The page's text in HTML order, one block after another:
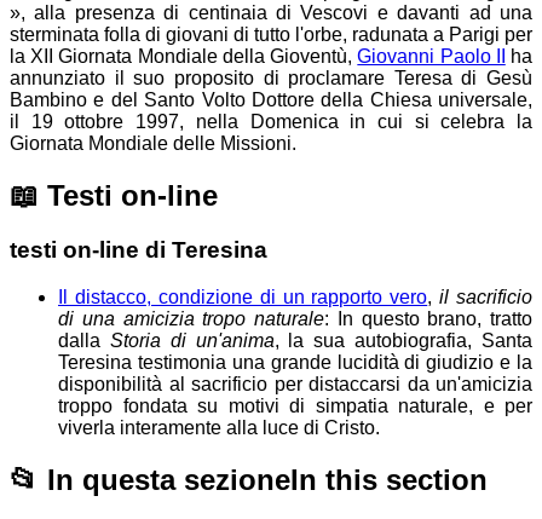
», alla presenza di centinaia di Vescovi e davanti ad una
sterminata folla di giovani di tutto l'orbe, radunata a Parigi per
la XII Giornata Mondiale della Gioventù,Giovanni Paolo II
ha
annunziato il suo proposito di proclamare Teresa di Gesù
Bambino e del Santo Volto Dottore della Chiesa universale,
il 19 ottobre 1997, nella Domenica in cui si celebra la
Giornata Mondiale delle Missioni.
📖 Testi on-line
testi on-line di Teresina
Il distacco, condizione di un rapporto vero,il sacrificio
di una amicizia tropo naturale: In questo brano, tratto
dalla Storia di un'anima, la sua autobiografia, Santa
Teresina testimonia una grande lucidità di giudizio e la
disponibilità al sacrificio per distaccarsi da un'amicizia
troppo fondata su motivi di simpatia naturale, e per
viverla interamente alla luce di Cristo.
📂 In questa sezioneIn this section